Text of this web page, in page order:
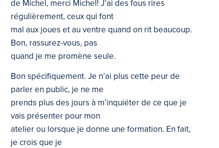
de Michel, merci Michel! J’ai des fous rires
régulièrement, ceux qui font
mal aux joues et au ventre quand on rit beaucoup.
Bon, rassurez-vous, pas
quand je me promène seule.
Bon spécifiquement. Je n’ai plus cette peur de
parler en public, je ne me
prends plus des jours à m’inquiéter de ce que je
vais présenter pour mon
atelier ou lorsque je donne une formation. En fait,
je crois que je